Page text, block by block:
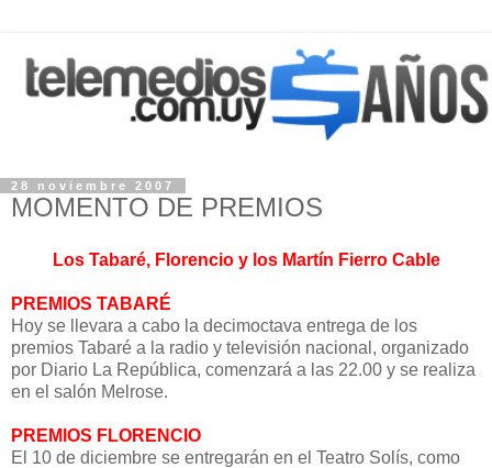
28 noviembre 2007
MOMENTO DE PREMIOS
Los Tabaré, Florencio y los Martín Fierro Cable
PREMIOS TABARÉ
Hoy se llevara a cabo la decimoctava entrega de los
premios Tabaré a la radio y televisión nacional, organizado
por Diario La República, comenzará a las 22.00 y se realiza
en el salón Melrose.
PREMIOS FLORENCIO
El 10 de diciembre se entregarán en el Teatro Solís, como